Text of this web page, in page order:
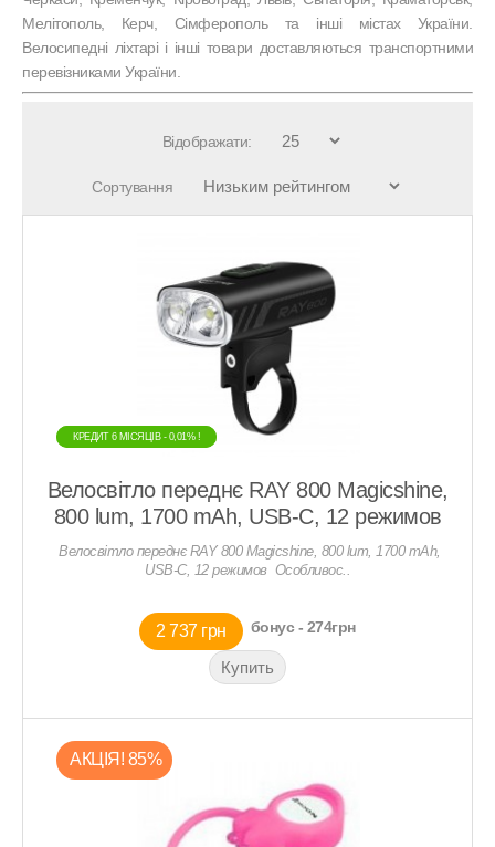
Мелітополь, Керч, Сімферополь та інші містах України.
Велосипедні ліхтарі і інші товари доставляються транспортними
перевізниками України.
Відображати:
Сортування
КРЕДИТ 6 МIСЯЦIВ - 0,01% !
КРЕДИТ 6 МIСЯЦIВ - 0,01% !
Велосвітло переднє RAY 800 Magicshine,
800 lum, 1700 mAh, USB-С, 12 режимов
Велосвітло переднє RAY 800 Magicshine, 800 lum, 1700 mAh,
USB-С, 12 режимов Особливос..
2 737 грн бонус - 274грн
АКЦIЯ! 85%